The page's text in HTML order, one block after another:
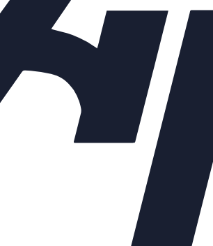
клапаны